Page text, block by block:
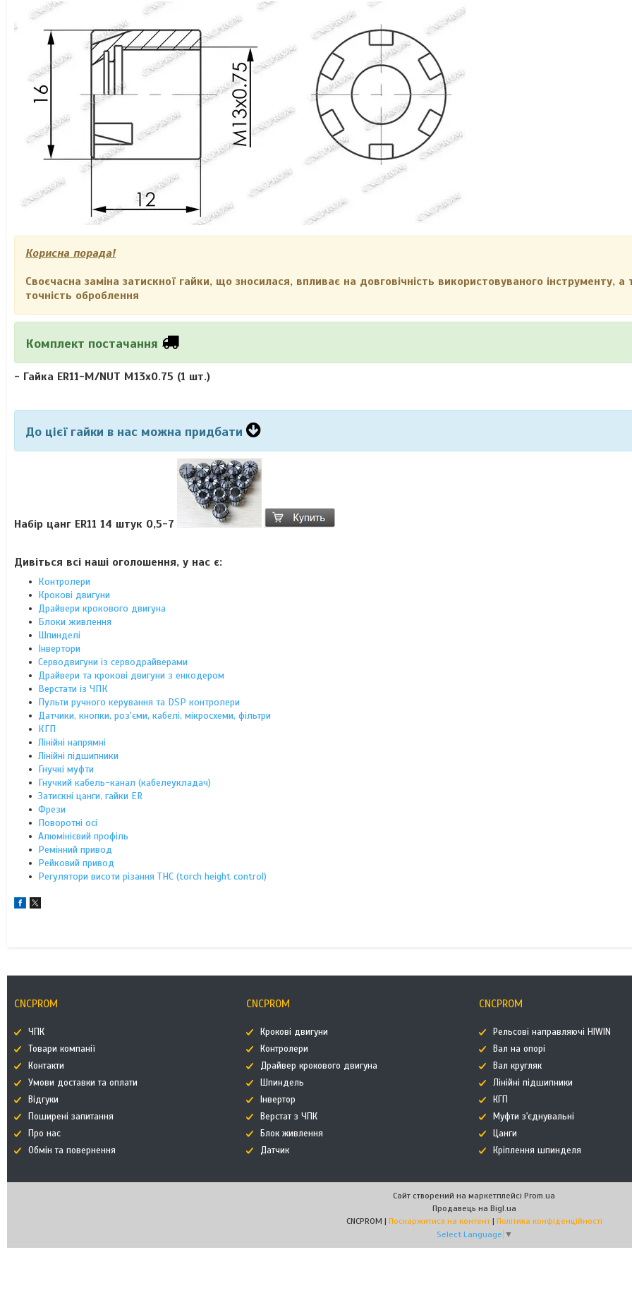
Корисна порада!
Своєчасна заміна затискної гайки, що зносилася, впливає на довговічність використовуваного інструменту, а
точність оброблення
Комплект постачання
- Гайка ER11-M/NUT М13х0.75 (1 шт.)
До цієї гайки в нас можна придбати
Набір цанг ER11 14 штук 0,5-7
Дивіться всі наші оголошення, у нас є:
Контролери
Крокові двигуни
Драйвери крокового двигуна
Блоки живлення
Шпинделі
Інвертори
Серводвигуни із серводрайверами
Драйвери та крокові двигуни з енкодером
Верстати із ЧПК
Пульти ручного керування та DSP контролери
Датчики, кнопки, роз'єми, кабелі, мікросхеми, фільтри
КГП
Лінійні напрямні
Лінійні підшипники
Гнучкі муфти
Гнучкий кабель-канал (кабелеукладач)
Затискні цанги, гайки ER
Фрези
Поворотні осі
Алюмінієвий профіль
Ремінний привод
Рейковий привод
Регулятори висоти різання THC (torch height control)
CNCPROM
ЧПК
Товари компанії
Контакти
Умови доставки та оплати
Відгуки
Поширені запитання
Про нас
Обмін та повернення
CNCPROM
Крокові двигуни
Контролери
Драйвер крокового двигуна
Шпиндель
Інвертор
Верстат з ЧПК
Блок живлення
Датчик
CNCPROM
Рельсові направляючі HIWIN
Вал на опорі
Вал кругляк
Лінійні підшипники
КГП
Муфти з'єднувальні
Цанги
Кріплення шпинделя
Сайт створений на маркетплейсі Prom.ua
Продавець на Bigl.ua
CNCPROM | Поскаржитися на контент | Політика конфіденційності
Select Language ▼